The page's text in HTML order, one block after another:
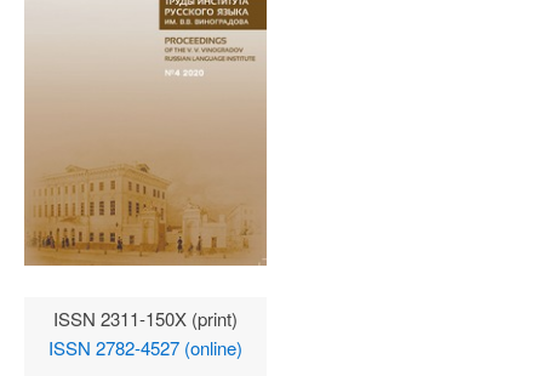
ISSN 2311-150X (print)
ISSN 2782-4527 (online)